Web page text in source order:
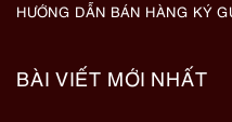
HƯỚNG DẪN BÁN HÀNG KÝ
BÀI VIẾT MỚI NHẤT